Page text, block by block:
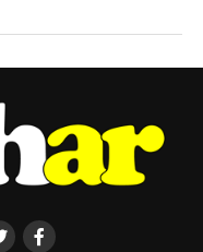
تغير المناخ..
الشتوية تفقد
تشكيل مستقبل الرياضات